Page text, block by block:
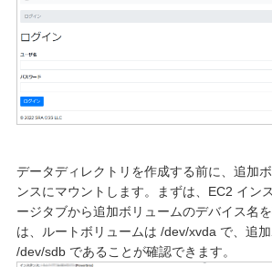
データディレクトリを作成する前に、追加
ンスにマウントします。まずは、EC2 イン
ージタブから追加ボリュームのデバイス名
は、ルートボリュームは /dev/xvda で、追
/dev/sdb であることが確認できます。